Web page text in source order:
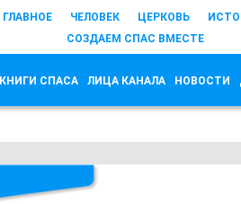
ГЛАВНОЕ ЧЕЛОВЕК ЦЕРКОВЬ
СОЗДАЕМ СПАС ВМЕСТЕ
КНИГИ СПАСА ЛИЦА КАНАЛА НОВОСТИ